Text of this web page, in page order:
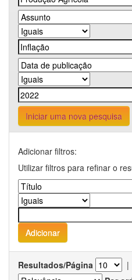
Iniciar uma nova pesquisa
Adicionar filtros:
Utilizar filtros para refinar o
Resultados/Página |